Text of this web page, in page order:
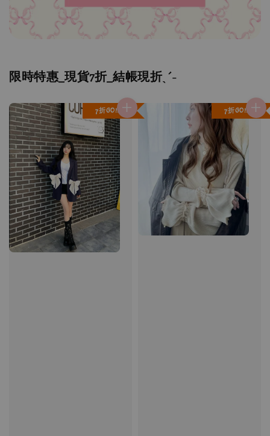
限時特惠_現貨7折_結帳現折ˎˊ˗
7折GO!! 7折GO!!